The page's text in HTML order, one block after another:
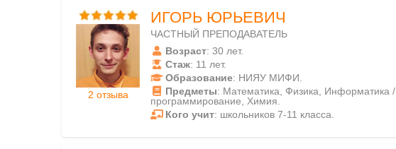
2 отзыва
ИГОРЬ ЮРЬЕВИЧ
ЧАСТНЫЙ ПРЕПОДАВАТЕЛЬ
Возраст: 30 лет.
Стаж: 11 лет.
Образование: НИЯУ МИФИ.
Предметы: Математика, Физика, Информатика /
программирование, Химия.
Кого учит: школьников 7-11 класса.